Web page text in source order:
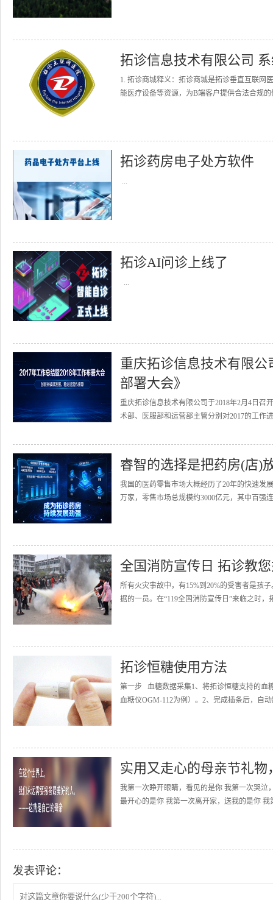
拓诊信息技术有限公司
1. 拓诊商城释义：拓诊商城是拓诊垂直互联网
能医疗设备等资源，为B端客户提供合法合规
拓诊药房电子处方软件
...
拓诊AI问诊上线了
...
重庆拓诊信息技术有限公
部署大会》
重庆拓诊信息技术有限公司于2018年2月4日召
术部、医服部和运营部主管分别对2017的工作
睿智的选择是把药房(店)
我国的医药零售市场大概经历了20年的快速发
万家，零售市场总规模约3000亿元，其中百强
全国消防宣传日 拓诊教
所有火灾事故中，有15%到20%的受害者是孩
据的一员。在“119全国消防宣传日”来临之时
拓诊恒糖使用方法
第一步 血糖数据采集1、将拓诊恒糖支持的血
血糖仪OGM-112为例）。2、完成插条后，自
实用又走心的母亲节礼
我第一次睁开眼睛，看见的是你 我第一次哭泣
最开心的是你 我第一次离开家，送我的是你
发表评论：